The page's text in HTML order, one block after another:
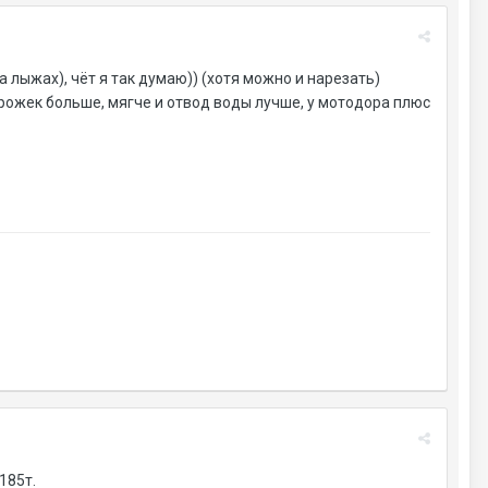
лыжах), чёт я так думаю)) (хотя можно и нарезать)
больше, мягче и отвод воды лучше, у мотодора плюс